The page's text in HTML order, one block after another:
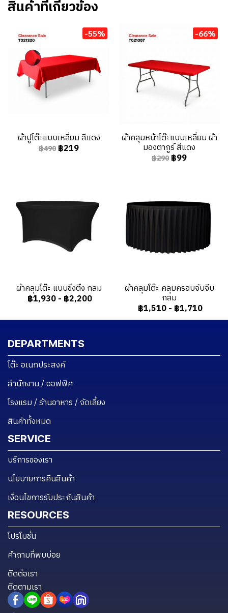
สินค้าที่เกี่ยวข้อง
-55%
ผ้าปูโต๊ะแบบเหลี่ยม สีแดง
฿490 ฿219
-66%
ผ้าคลุมหน้าโต๊ะแบบเหลี่ยม ผ้า
มองตากูร์ สีแดง
฿290 ฿99
ผ้าคลุมโต๊ะ แบบขึงตึง กลม
฿1,930- ฿2,200
ผ้าคลุมโต๊ะ คลุมครอบจับจีบ
กลม
฿1,510- ฿1,710
DEPARTMENTS
โต๊ะ อเนกประสงค์
สำนักงาน / ออฟฟิศ
โรงแรม / ร้านอาหาร / จัดเลี้ยง
สินค้าทั้งหมด
SERVICE
บริการของเรา
นโยบายการคืนสินค้า
เงื่อนไขการรับประกันสินค้า
RESOURCES
โปรโมชั่น
คำถามที่พบบ่อย
ติดต่อเรา
ติดตามเรา